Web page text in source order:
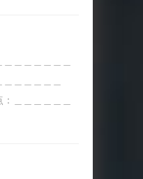
＿＿＿＿＿
＿＿＿＿
＿＿＿＿＿